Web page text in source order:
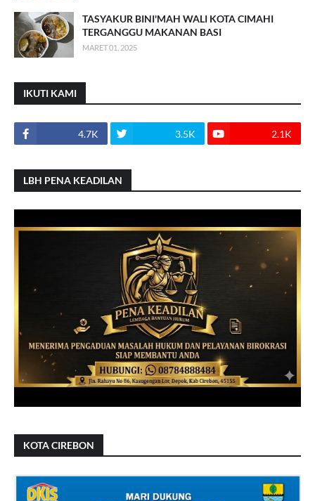
TASYAKUR BINI'MAH WALI KOTA CIMAHI
TERGANGGU MAKANAN BASI
MARET 01, 2025
IKUTI KAMI
4.7K 3.5K 2.1K
LBH PENA KEADILAN
KOTA CIREBON